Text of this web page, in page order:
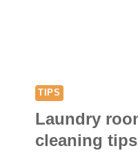
TIPS
Laundry
cleaning tips